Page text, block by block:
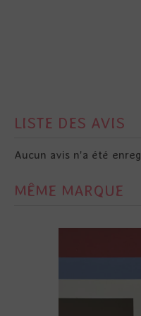
LISTE DES AVIS
Aucun avis n'a été
MÊME MARQUE